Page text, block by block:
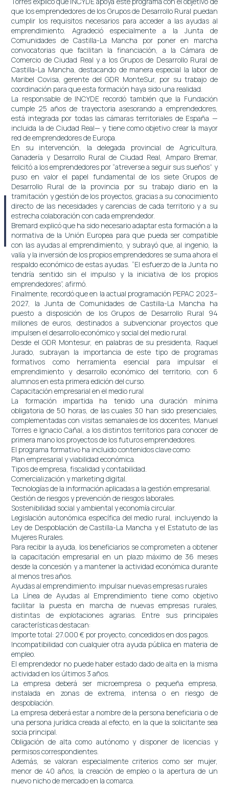
que los emprendedores de los Grupos de Desarrollo Rural puedan
cumplir los requisitos necesarios para acceder a las ayudas al
emprendimiento. Agradeció especialmente a la Junta de
Comunidades de Castilla-La Mancha por poner en marcha
convocatorias que facilitan la financiación, a la Cámara de
Comercio de Ciudad Real y a los Grupos de Desarrollo Rural de
Castilla-La Mancha, destacando de manera especial la labor de
Maribel Covisa, gerente del GDR MonteSur, por su trabajo de
coordinación para que esta formación haya sido una realidad.
La responsable de INCYDE recordó también que la Fundación
cumple 25 años de trayectoria asesorando a emprendedores,
está integrada por todas las cámaras territoriales de España —
incluida la de Ciudad Real— y tiene como objetivo crear la mayor
red de emprendedores de Europa.
En su intervención, la delegada provincial de Agricultura,
Ganadería y Desarrollo Rural de Ciudad Real, Amparo Bremar,
felicitó a los emprendedores por “atreverse a seguir sus sueños” y
puso en valor el papel fundamental de los siete Grupos de
Desarrollo Rural de la provincia por su trabajo diario en la
tramitación y gestión de los proyectos, gracias a su conocimiento
directo de las necesidades y carencias de cada territorio y a su
estrecha colaboración con cada emprendedor.
Bremard explicó que ha sido necesario adaptar esta formación a la
normativa de la Unión Europea para que pueda ser compatible
con las ayudas al emprendimiento, y subrayó que, al ingenio, la
valía y la inversión de los propios emprendedores se suma ahora el
respaldo económico de estas ayudas. “El esfuerzo de la Junta no
tendría sentido sin el impulso y la iniciativa de los propios
emprendedores”, afirmó.
Finalmente, recordó que en la actual programación PEPAC 2023–
2027, la Junta de Comunidades de Castilla-La Mancha ha
puesto a disposición de los Grupos de Desarrollo Rural 94
millones de euros, destinados a subvencionar proyectos que
impulsen el desarrollo económico y social del medio rural.
Desde el GDR Montesur, en palabras de su presidenta, Raquel
Jurado, subrayan la importancia de este tipo de programas
formativos como herramienta esencial para impulsar el
emprendimiento y desarrollo económico del territorio, con 6
alumnos en esta primera edición del curso.
Capacitación empresarial en el medio rural
La formación impartida ha tenido una duración mínima
obligatoria de 50 horas, de las cuales 30 han sido presenciales,
complementadas con visitas semanales de los docentes, Manuel
Torres e Ignacio Cañal, a los distintos territorios para conocer de
primera mano los proyectos de los futuros emprendedores.
El programa formativo ha incluido contenidos clave como:
Plan empresarial y viabilidad económica.
Tipos de empresa, fiscalidad y contabilidad.
Comercialización y marketing digital.
Tecnologías de la información aplicadas a la gestión empresarial.
Gestión de riesgos y prevención de riesgos laborales.
Sostenibilidad social y ambiental y economía circular.
Legislación autonómica específica del medio rural, incluyendo la
Ley de Despoblación de Castilla-La Mancha y el Estatuto de las
Mujeres Rurales.
Para recibir la ayuda, los beneficiarios se comprometen a obtener
la capacitación empresarial en un plazo máximo de 36 meses
desde la concesión y a mantener la actividad económica durante
al menos tres años.
Ayudas al emprendimiento: impulsar nuevas empresas rurales
La Línea de Ayudas al Emprendimiento tiene como objetivo
facilitar la puesta en marcha de nuevas empresas rurales,
distintas de explotaciones agrarias. Entre sus principales
características destacan:
Importe total: 27.000 € por proyecto, concedidos en dos pagos.
Incompatibilidad con cualquier otra ayuda pública en materia de
empleo.
El emprendedor no puede haber estado dado de alta en la misma
actividad en los últimos 3 años.
La empresa deberá ser microempresa o pequeña empresa,
instalada en zonas de extrema, intensa o en riesgo de
despoblación.
La empresa deberá estar a nombre de la persona beneficiaria o de
una persona jurídica creada al efecto, en la que la solicitante sea
socia principal.
Obligación de alta como autónomo y disponer de licencias y
permisos correspondientes.
Además, se valoran especialmente criterios como ser mujer,
menor de 40 años, la creación de empleo o la apertura de un
nuevo nicho de mercado en la comarca.